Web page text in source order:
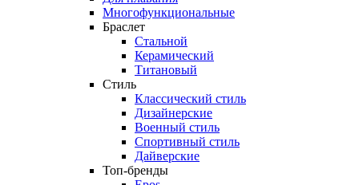
Многофункциональные
Браслет
Стальной
Керамический
Титановый
Стиль
Классический стиль
Дизайнерские
Военный стиль
Спортивный стиль
Дайверские
Топ-бренды